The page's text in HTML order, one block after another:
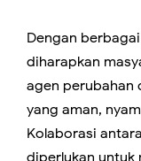
Dengan
diharapkan
agen perubahan
yang aman,
Kolaborasi
diperlukan untuk